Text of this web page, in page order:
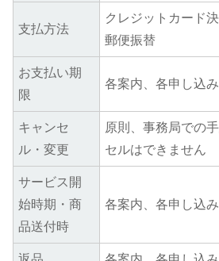
支払方法
クレジットカード
郵便振替
お支払い期
限
各案内、各申し込
キャンセ
ル・変更
原則、事務局での
セルはできません
サービス開
始時期・商
品送付時
各案内、各申し込